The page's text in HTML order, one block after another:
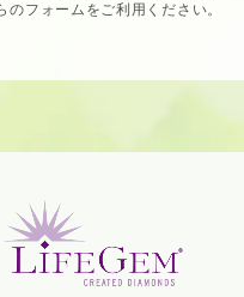
のフォームをご利用ください。